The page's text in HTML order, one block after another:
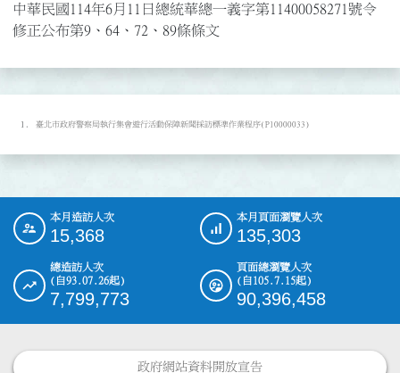
中華民國114年6月11日總統華總一義字第11400058271號令
修正公布第9、64、72、89條條文
臺北市政府警察局執行集會遊行活動保障新聞採訪標準作業程序(P10000033)
::: 本月造訪人次
15,368
本月頁面瀏覽人次
135,303
總造訪人次
(自93.07.26起)
7,799,773
頁面總瀏覽人次
(自105.7.15起)
90,396,458
政府網站資料開放宣告